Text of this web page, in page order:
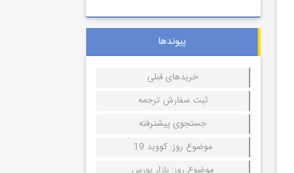
پیوندها
خریدهای قبلی
ثبت سفارش ترجمه
جستجوی پیشترفته
موضوع روز: کووید 19